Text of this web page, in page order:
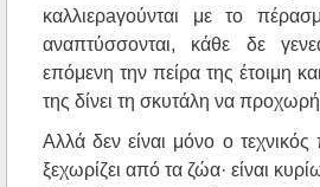
καλλιερaγούνται με το
αναπτύσσονται, κάθε δε
επόμενη την πείρα της έτοιμη
της δίνει τη σκυτάλη να
Αλλά δεν είναι μόνο ο
ξεχωρίζει από τα ζώα· είναι